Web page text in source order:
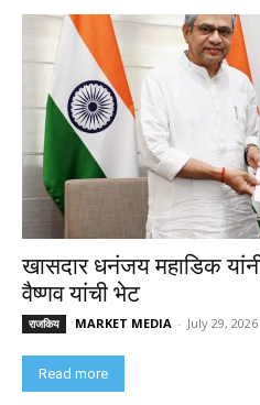
खासदार धनंजय महाडिक
वैष्णव यांची भेट
राजकिय MARKET MEDIA - July 29, 2026
Read more